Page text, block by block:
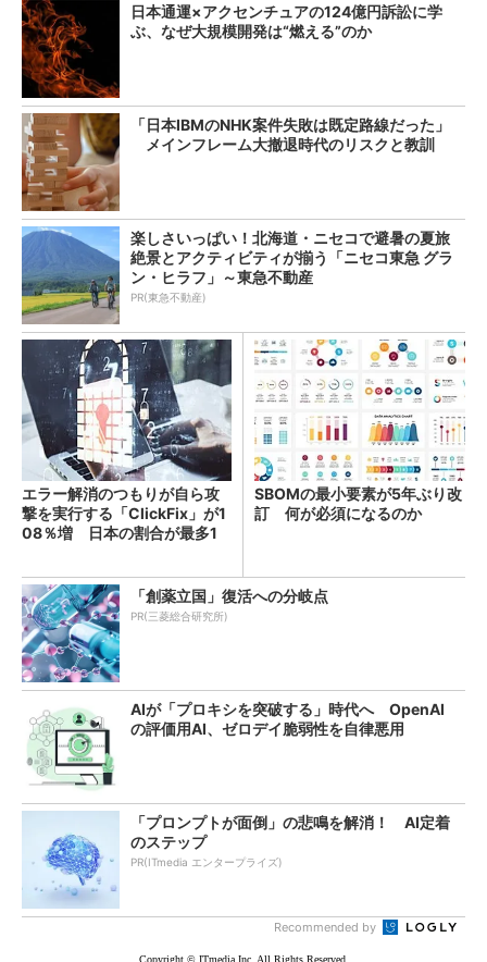
日本通運×アクセンチュアの124億円訴訟に学
ぶ、なぜ大規模開発は“燃える”のか
「日本IBMのNHK案件失敗は既定路線だった」
メインフレーム大撤退時代のリスクと教訓
楽しさいっぱい！北海道・ニセコで避暑の夏旅
絶景とアクティビティが揃う「ニセコ東急 グラ
ン・ヒラフ」～東急不動産
PR(東急不動産)
エラー解消のつもりが自ら攻
撃を実行する「ClickFix」が1
08％増 日本の割合が最多1
SBOMの最小要素が5年ぶり改
訂 何が必須になるのか
「創薬立国」復活への分岐点
PR(三菱総合研究所)
AIが「プロキシを突破する」時代へ OpenAI
の評価用AI、ゼロデイ脆弱性を自律悪用
「プロンプトが面倒」の悲鳴を解消！ AI定着
のステップ
PR(ITmedia エンタープライズ)
Recommended by
Copyright © ITmedia Inc. All Rights Reserved.